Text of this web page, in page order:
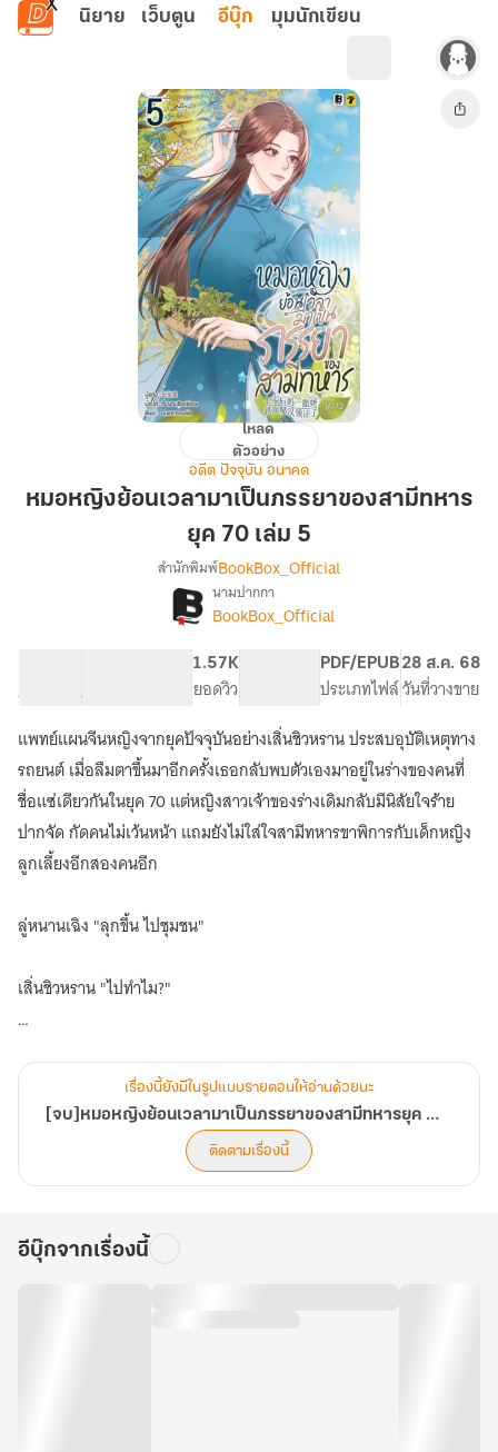
ข้ามไปยังเนื้อหาหลัก
นิยาย เว็บตูน อีบุ๊ก มุมนักเขียน
ย้อน
เป็น
ภรรยา
70
เล่ม
5
โหลด
ตัวอย่าง
อดีต ปัจจุบัน อนาคต
หมอหญิงย้อนเวลามาเป็นภรรยาของสามีทหาร
ยุค 70 เล่ม 5
เรื่อง[จบ]หมอ
หญิง
ภรรยา
ของ
สามี
ทหาร
ยุค
70
สำนักพิมพ์BookBox_Official
นามปากกา
BookBox_Official
จำนวนคำ จำนวนหน้า (A5)
1.57K
ยอดวิวระดับเนื้อหา
PDF/EPUB
ประเภทไฟล์
28 ส.ค. 68
วันที่วางขาย
แพทย์แผนจีนหญิงจากยุคปัจจุบันอย่างเสิ่นชิวหราน ประสบอุบัติเหตุทาง
รถยนต์ เมื่อลืมตาขึ้นมาอีกครั้งเธอกลับพบตัวเองมาอยู่ในร่างของคนที่
ชื่อแซ่เดียวกันในยุค 70 แต่หญิงสาวเจ้าของร่างเดิมกลับมีนิสัยใจร้าย
ปากจัด กัดคนไม่เว้นหน้า แถมยังไม่ใส่ใจสามีทหารขาพิการกับเด็กหญิง
ลูกเลี้ยงอีกสองคนอีก
ลู่หนานเฉิง "ลุกขึ้น ไปชุมชน"
เสิ่นชิวหราน "ไปทำไม?"
เธอเพิ่งจะทะลุมิติมาก็ถูกหย่าแล้ว?!
ไม่ได้ ๆ เธอต้องเปลี่ยนแปลงชีวิตใหม่ครั้งนี้ให้ได้!!! (บทที่ 161-200)
เรื่องนี้ยังมีในรูปแบบรายตอนให้อ่านด้วยนะ
[จบ]หมอหญิงย้อนเวลามาเป็นภรรยาของสามีทหารยุค 70
ติดตามเรื่องนี้
อีบุ๊กจากเรื่องนี้